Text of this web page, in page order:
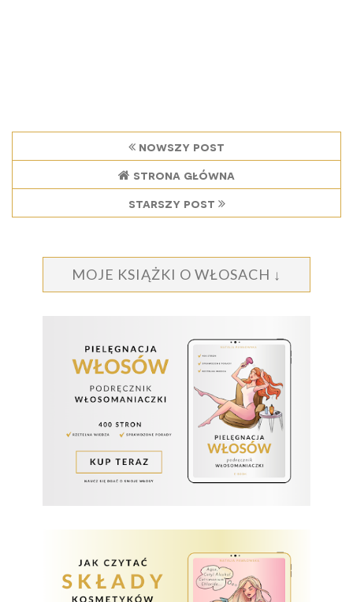
nowszy post
strona główna
starszy post
MOJE KSIĄŻKI O WŁOSACH ↓